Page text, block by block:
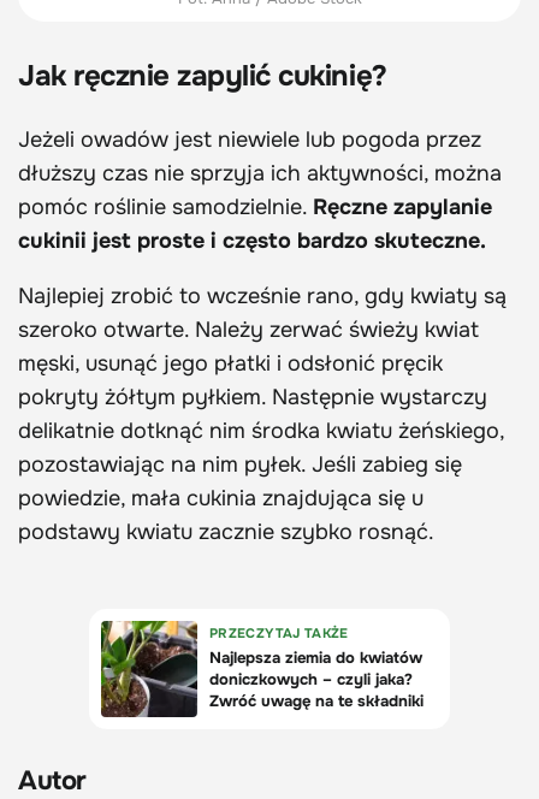
Jak ręcznie zapylić cukinię?
Jeżeli owadów jest niewiele lub pogoda przez
dłuższy czas nie sprzyja ich aktywności, można
pomóc roślinie samodzielnie. Ręczne zapylanie
cukinii jest proste i często bardzo skuteczne.
Najlepiej zrobić to wcześnie rano, gdy kwiaty są
szeroko otwarte. Należy zerwać świeży kwiat
męski, usunąć jego płatki i odsłonić pręcik
pokryty żółtym pyłkiem. Następnie wystarczy
delikatnie dotknąć nim środka kwiatu żeńskiego,
pozostawiając na nim pyłek. Jeśli zabieg się
powiedzie, mała cukinia znajdująca się u
podstawy kwiatu zacznie szybko rosnąć.
Autor